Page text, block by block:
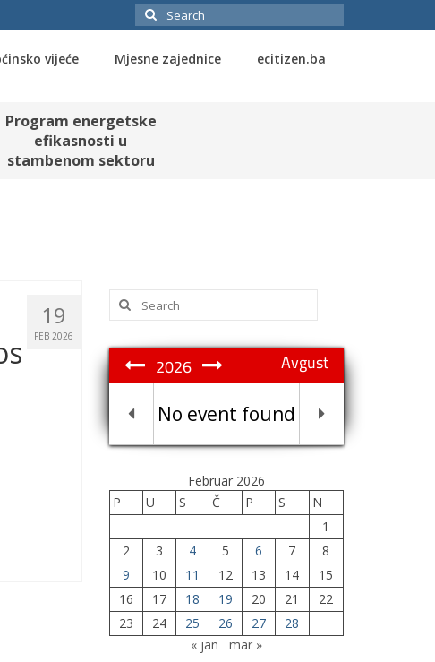
Search
for:
vijeće Mjesne zajednice ecitizen.ba
Program energetske
efikasnosti u
stambenom sektoru
19
FEB 2026
Search
for:
Avgust
2026
No event found
Februar 2026
P
U S Č P S
N
1
2
3 4 5 6 7
8
9
10 11 12 13 14
15
16
17 18 19 20 21
22
23
24 25 26 27
28
« jan
mar »